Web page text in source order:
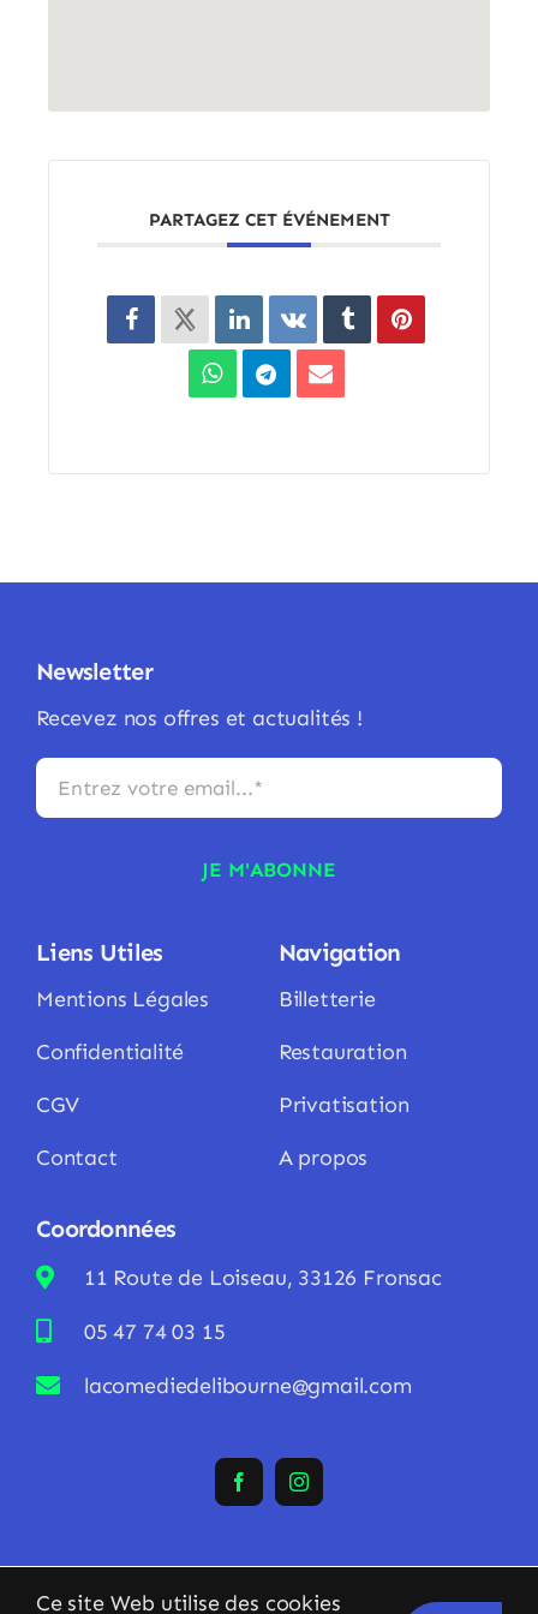
PARTAGEZ CET ÉVÉNEMENT
Newsletter
Recevez nos offres et actualités !
JE M'ABONNE
Liens Utiles
Mentions Légales
Confidentialité
CGV
Contact
Navigation
Billetterie
Restauration
Privatisation
A propos
Coordonnées
11 Route de Loiseau, 33126 Fronsac
05 47 74 03 15
lacomediedelibourne@gmail.com
© Copyright 2023 - 2026 • La Comédie de Libourne • Tous
Ce site Web utilise des cookies